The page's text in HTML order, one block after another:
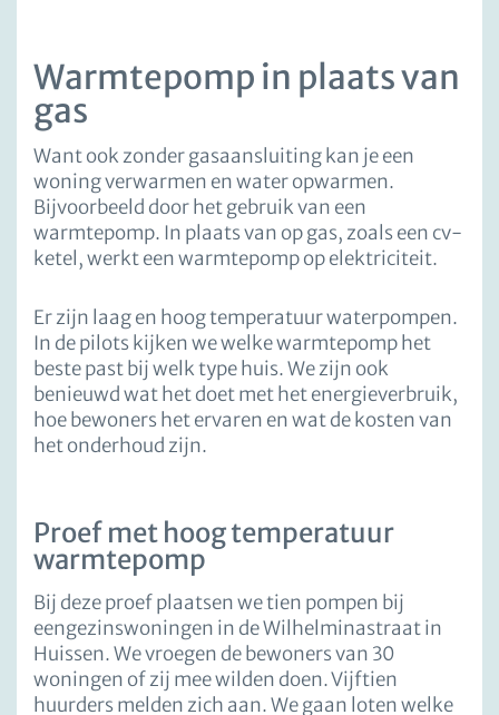
Warmtepomp in plaats van
gas
Want ook zonder gasaansluiting kan je een
woning verwarmen en water opwarmen.
Bijvoorbeeld door het gebruik van een
warmtepomp. In plaats van op gas, zoals een cv-
ketel, werkt een warmtepomp op elektriciteit.
Er zijn laag en hoog temperatuur waterpompen.
In de pilots kijken we welke warmtepomp het
beste past bij welk type huis. We zijn ook
benieuwd wat het doet met het energieverbruik,
hoe bewoners het ervaren en wat de kosten van
het onderhoud zijn.
Proef met hoog temperatuur
warmtepomp
Bij deze proef plaatsen we tien pompen bij
eengezinswoningen in de Wilhelminastraat in
Huissen. We vroegen de bewoners van 30
woningen of zij mee wilden doen. Vijftien
huurders melden zich aan. We gaan loten welke